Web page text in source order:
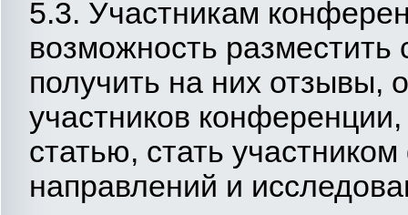
5.3. Участникам
возможность разместить
получить на них отзывы,
участников
статью, стать
направлений и